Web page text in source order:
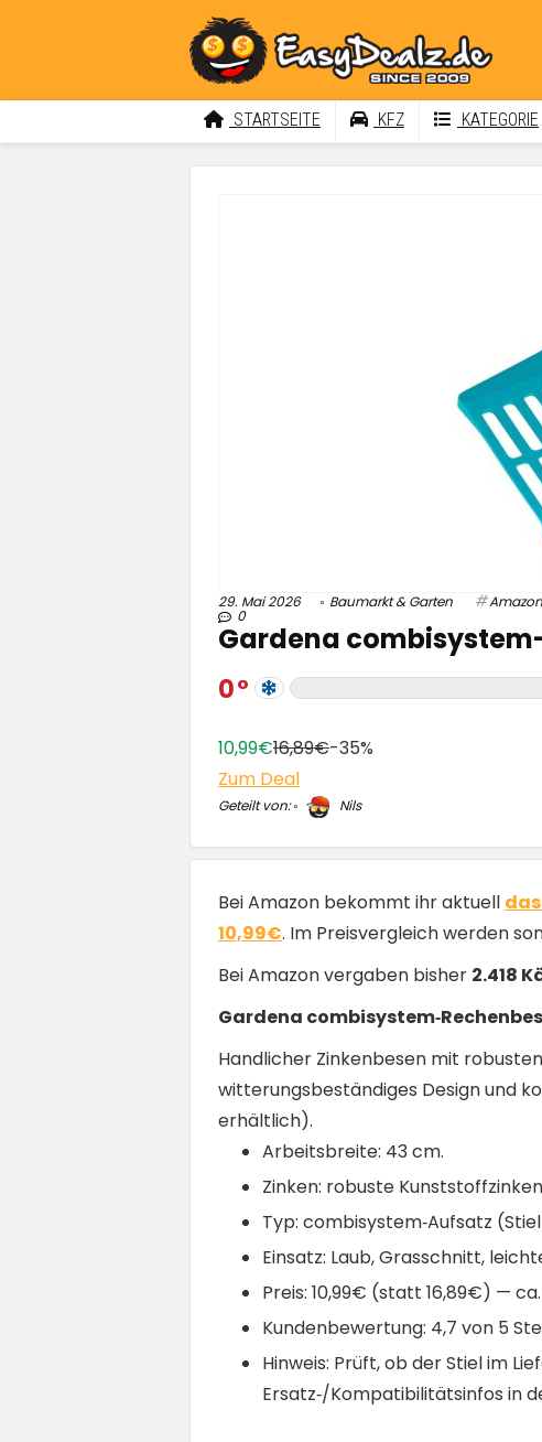
STARTSEITE KFZ KATEGORIE
29. Mai 2026 Baumarkt & Garten Amazon
0
Gardena combisystem-
0
10,99€16,89€-35%
Zum Deal
Geteilt von: Nils
Bei Amazon bekommt ihr aktuell
10,99€. Im Preisvergleich werden
Bei Amazon vergaben bisher 2.418
Gardena
Handlicher Zinkenbesen mit
witterungsbeständiges Design und
erhältlich).
Arbeitsbreite: 43 cm.
Zinken: robuste
Typ: combisystem‑Aufsatz
Einsatz: Laub, Grasschnitt,
Preis: 10,99€ (statt 16,89€) — ca.
Kundenbewertung: 4,7 von 5
Hinweis: Prüft, ob der Stiel im
Ersatz‑/Kompatibilitätsinfos in